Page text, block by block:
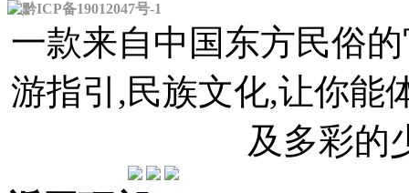
黔ICP备19012047号-1
一款来自中国东方民俗
游指引,民族文化,让你能
及多彩的